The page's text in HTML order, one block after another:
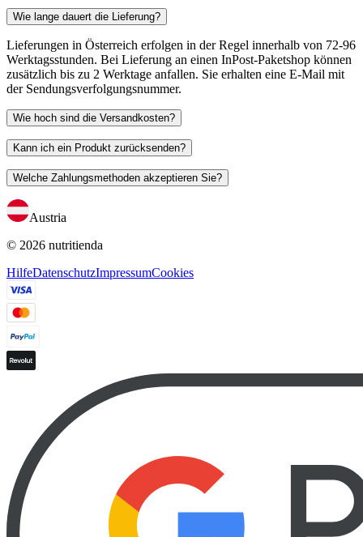
Wie lange dauert die Lieferung?
Lieferungen in Österreich erfolgen in der Regel innerhalb von 72-96
Werktagsstunden. Bei Lieferung an einen InPost-Paketshop können
zusätzlich bis zu 2 Werktage anfallen. Sie erhalten eine E-Mail mit
der Sendungsverfolgungsnummer.
Wie hoch sind die Versandkosten?
Kann ich ein Produkt zurücksenden?
Welche Zahlungsmethoden akzeptieren Sie?
Austria
© 2026 nutritienda
HilfeDatenschutzImpressumCookies